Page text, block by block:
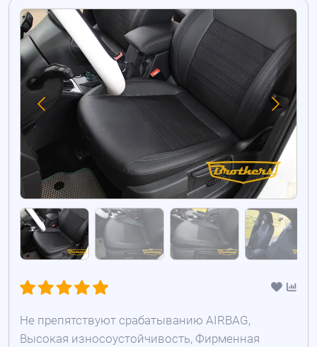
Не препятствуют срабатыванию AIRBAG,
Высокая износоустойчивость, Фирменная